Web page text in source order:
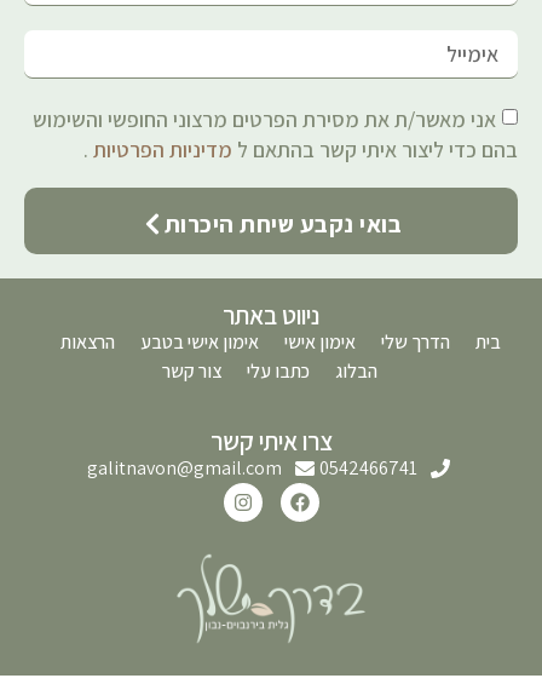
אני מאשר/ת את מסירת הפרטים מרצוני החופשי והשימוש
בהם כדי ליצור איתי קשר בהתאם ל מדיניות הפרטיות .
בואי נקבע שיחת היכרות
ניווט באתר
בית הדרך שלי אימון אישי אימון אישי בטבע
הרצאות
הבלוג
כתבו עלי צור קשר
צרו איתי קשר
0542466741
galitnavon@gmail.com